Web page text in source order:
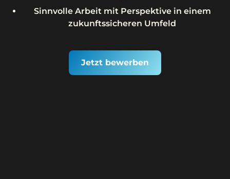
Sinnvolle Arbeit mit Perspektive in einem
zukunftssicheren Umfeld
Jetzt bewerben